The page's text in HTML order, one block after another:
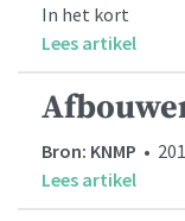
In het kort
Lees artikel
Bron: KNMP •
Lees artikel